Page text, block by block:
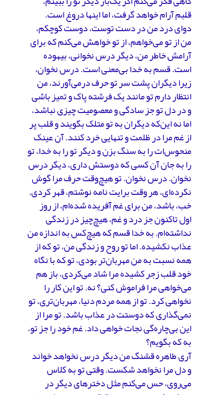
قلبم آرام خواهد گرفت، اما اینها دروغ است.
دوای درد من در دست توست، دوست کوچکم،
من از تو می‌خواهم، از تو خواهش می‌کنم که برای
آرامش خاطر من، دیگر درس نخوانی، بیهوده
است. قسم به خدا بی‌معنی است. درس نخوان،
زیرا دیگران پشت سر تو حرف درمی‌آورند، من
انتظار دارم تو مانند یک فرشته پاک و تمیز باشی
و در دل تو جز سادگی و معصومیت چیزی نباشد،
اما نه این‌که دیگران به تو متلک بگویند و قلب پر
از غم مرا در ظلمت و تنهایی خرد کنند. آن عینک
منحوس‌ات را به سنگ بزن و دیگر تو را به خدا، تو
را به جان آن کسی که دوستش داری، دیگر درس
نخوان. درس نخوان. تو هیچ‌وقت حرف مرا گوش
نکرده‌ای، هر وقت برایت نامه نوشتم، قهر کردی.
خب، باشد، من برای غم آفریده شده‌ام، از روز
اول تاکنون جز درد و غم، هیچ‌چیز در زندگی
نداشته‌ام. به خدا قسم که هیچ‌کس به اندازه من
عذاب نکشیده. اما تو روح و زندگی من، تو که از
همه نسبت به من مهربان‌تر بودی، تو که با نگاه
خود قلب زجر کشیده مرا شاد می‌کردی، باز هم
می‌خواهی مرا فراموش کنی؟ نه. تو این کار را
نخواهی کرد. تو از همه مردم دنیا، مهربان‌تری، تو
نمی‌گذاری که دوستت در عذاب باشد. تو مرا از
این بی‌چاره‌گی نجات خواهی داد. غم خود را جز تو،
به که بگویم؟
آری طاهره قشنگ من دیگر درس نخواهد خواند
و دل مرا نخواهد شکست. وقتی تو به کلاس
می‌روی، حس می‌کنم مثل دخترهای دیگر در